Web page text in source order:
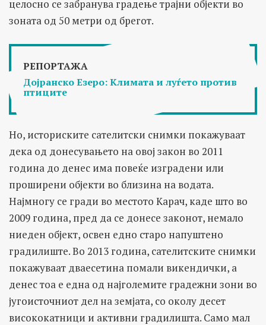
целосно се забранува градење трајни објекти во
зоната од 50 метри од брегот.
РЕПОРТАЖА
Дојранско Езеро: Климата и луѓето против
птиците
Но, историските сателитски снимки покажуваат
дека од донесувањето на овој закон во 2011
година до денес има повеќе изградени или
проширени објекти во близина на водата.
Најмногу се гради во местото Карач, каде што во
2009 година, пред да се донесе законот, немало
ниеден објект, освен едно старо напуштено
градилиште. Во 2013 година, сателитските снимки
покажуваат дваесетина помали викендички, а
денес тоа е една од најголемите градежни зони во
југоисточниот дел на земјата, со околу десет
висококатници и активни градилишта. Само мал